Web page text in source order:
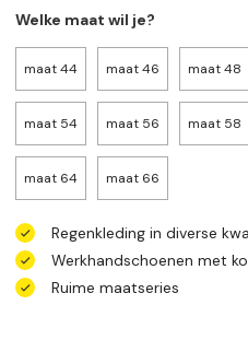
Welke maat wil je?
maat 44 maat 46 maat 48
maat 54 maat 56 maat 58
maat 64 maat 66
Regenkleding in diverse
Werkhandschoenen met
Ruime maatseries